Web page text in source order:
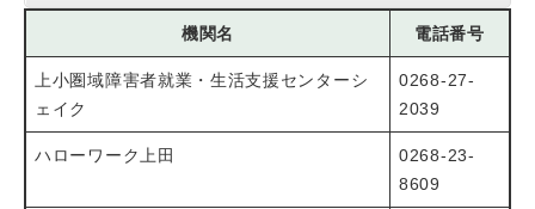
機関名 電話番号
上小圏域障害者就業・生活支援センターシ
ェイク
0268-27-
2039
ハローワーク上田
0268-23-
8609